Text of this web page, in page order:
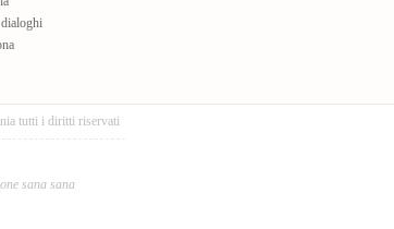
dialoghi
tutti i diritti riservati
sana sana